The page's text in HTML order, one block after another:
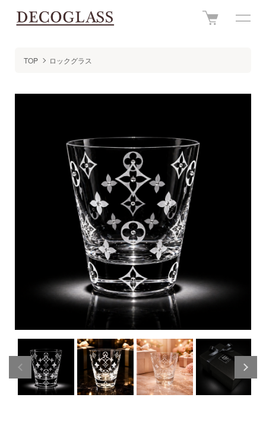
TOP ロックグラス